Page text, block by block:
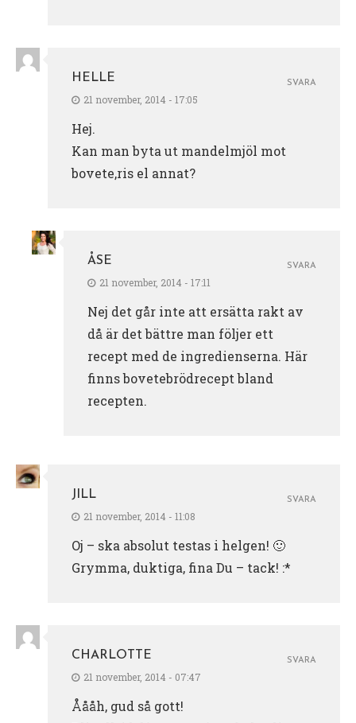
HELLE
21 november, 2014 - 17:05
Hej.
Kan man byta ut mandelmjöl mot
bovete,ris el annat?
SVARA
ÅSE
21 november, 2014 - 17:11
Nej det går inte att ersätta rakt av
då är det bättre man följer ett
recept med de ingredienserna. Här
finns bovetebrödrecept bland
recepten.
SVARA
JILL
21 november, 2014 - 11:08
Oj – ska absolut testas i helgen! 🙂
Grymma, duktiga, fina Du – tack! :*
SVARA
CHARLOTTE
21 november, 2014 - 07:47
Åååh, gud så gott!
SVARA